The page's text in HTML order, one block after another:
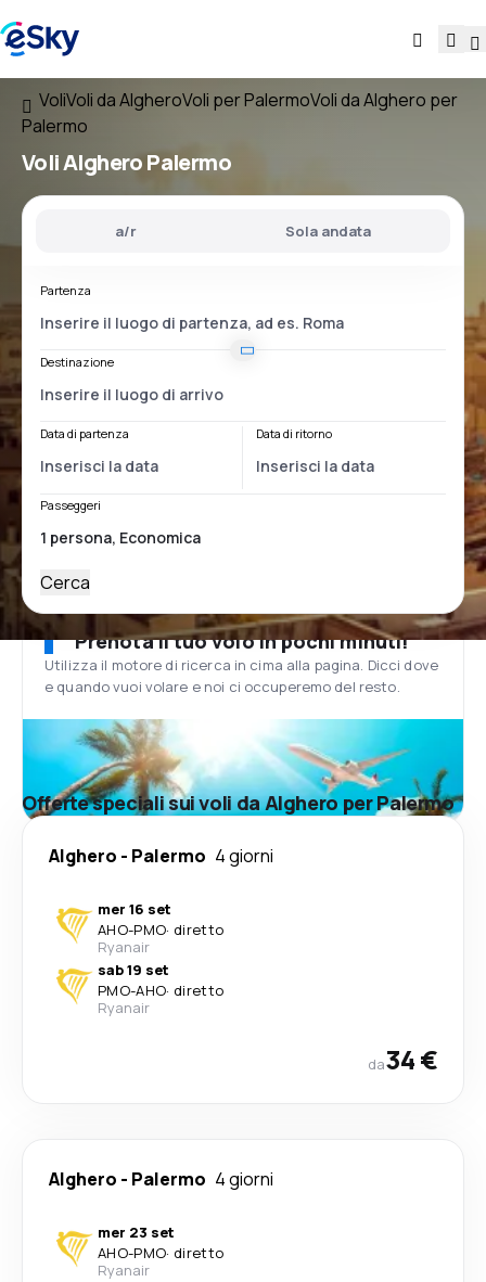
VoliVoli da AlgheroVoli per PalermoVoli da Alghero per
Palermo
VoliAlghero Palermo
a/r Sola andata
Partenza
Destinazione
Data di partenza Data di ritorno
Passeggeri
Cerca
Prenota il tuo volo in pochi minuti!
Utilizza il motore di ricerca in cima alla pagina. Dicci dove
e quando vuoi volare e noi ci occuperemo del resto.
Offerte speciali sui voli da Alghero per Palermo
Alghero - Palermo 4 giorni
mer 16 set
AHO-PMO· diretto
Ryanair
sab 19 set
PMO-AHO· diretto
Ryanair
da34 €
Alghero - Palermo 4 giorni
mer 23 set
AHO-PMO· diretto
Ryanair